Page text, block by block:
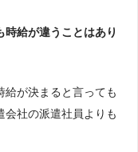
給が違うことはあり
給が決まると言っても
会社の派遣社員よりも